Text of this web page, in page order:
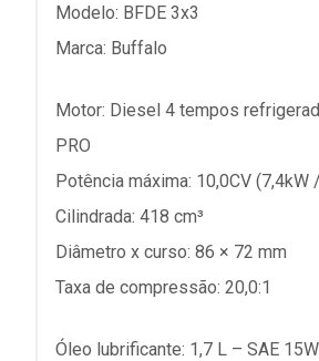
Modelo: BFDE 3x3
Marca: Buffalo
Motor: Diesel 4 tempos
PRO
Potência máxima: 10,0CV (7,4kW
Cilindrada: 418 cm³
Diâmetro x curso: 86 × 72 mm
Taxa de compressão: 20,0:1
Óleo lubrificante: 1,7 L – SAE